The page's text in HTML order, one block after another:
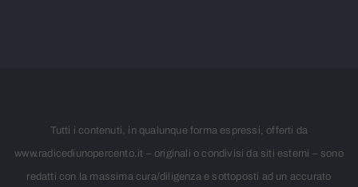
Tutti i contenuti, in qualunque forma espressi, offerti da
www.radicediunopercento.it – originali o condivisi da siti esterni – sono
redatti con la massima cura/diligenza e sottoposti ad un accurato